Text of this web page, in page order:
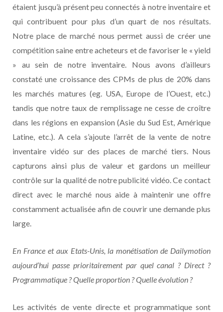
étaient jusqu’à présent peu connectés à notre inventaire et
qui contribuent pour plus d’un quart de nos résultats.
Notre place de marché nous permet aussi de créer une
compétition saine entre acheteurs et de favoriser le « yield
» au sein de notre inventaire. Nous avons d’ailleurs
constaté une croissance des CPMs de plus de 20% dans
les marchés matures (eg. USA, Europe de l’Ouest, etc.)
tandis que notre taux de remplissage ne cesse de croître
dans les régions en expansion (Asie du Sud Est, Amérique
Latine, etc.). A cela s’ajoute l’arrêt de la vente de notre
inventaire vidéo sur des places de marché tiers. Nous
capturons ainsi plus de valeur et gardons un meilleur
contrôle sur la qualité de notre publicité vidéo. Ce contact
direct avec le marché nous aide à maintenir une offre
constamment actualisée afin de couvrir une demande plus
large.
En France et aux Etats-Unis, la monétisation de Dailymotion
aujourd’hui passe prioritairement par quel canal ? Direct ?
Programmatique ? Quelle proportion ? Quelle évolution ?
Les activités de vente directe et programmatique sont